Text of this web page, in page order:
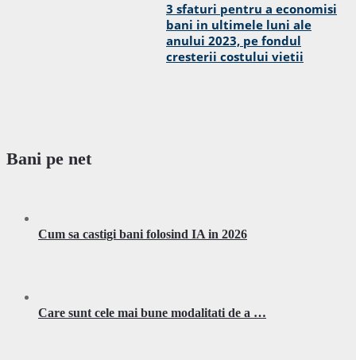
3 sfaturi pentru a economisi
bani in ultimele luni ale
anului 2023, pe fondul
cresterii costului vietii
Bani pe net
Cum sa castigi bani folosind IA in 2026
Care sunt cele mai bune modalitati de a …